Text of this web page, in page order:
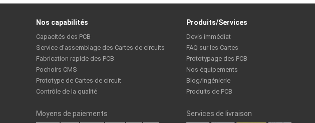
Nos capabilités
Capacités des PCB
Service d’assemblage des Cartes de circuits
Fabrication rapide des PCB
Pochoirs CMS
Prototype de Cartes de circuit
Contrôle de la qualité
Produits/Services
Devis immédiat
FAQ sur les Cartes
Prototypage des PCB
Nos équipements
Blog/Ingénierie
Produits de PCB
Moyens de paiements Services de livraison